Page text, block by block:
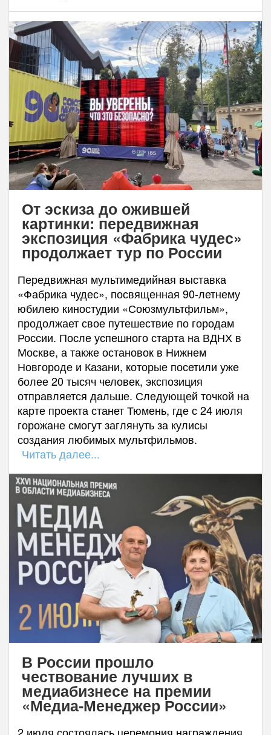
От эскиза до ожившей
картинки: передвижная
экспозиция «Фабрика чудес»
продолжает тур по России
Передвижная мультимедийная выставка
«Фабрика чудес», посвященная 90-летнему
юбилею киностудии «Союзмультфильм»,
продолжает свое путешествие по городам
России. После успешного старта на ВДНХ в
Москве, а также остановок в Нижнем
Новгороде и Казани, которые посетили уже
более 20 тысяч человек, экспозиция
отправляется дальше. Следующей точкой на
карте проекта станет Тюмень, где с 24 июля
горожане смогут заглянуть за кулисы
создания любимых мультфильмов.
Читать далее...
В России прошло
чествование лучших в
медиабизнесе на премии
«Медиа-Менеджер России»